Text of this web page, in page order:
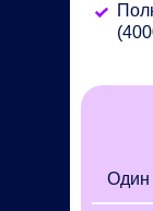
Один